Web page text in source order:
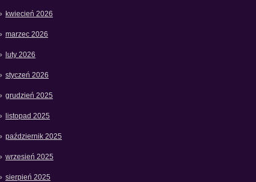
kwiecień 2026
marzec 2026
luty 2026
styczeń 2026
grudzień 2025
listopad 2025
październik 2025
wrzesień 2025
sierpień 2025